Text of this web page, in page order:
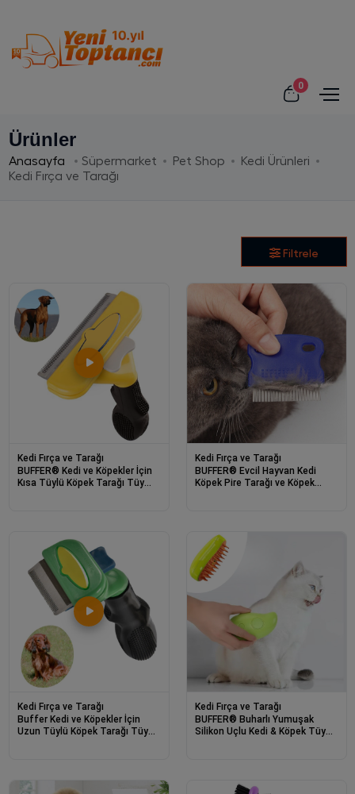
0
Ürünler
Anasayfa Süpermarket Pet Shop
Kedi Ürünleri
Kedi Fırça ve Tarağı
Filtrele
Kedi Fırça ve Tarağı
BUFFER® Kedi ve Köpekler İçin
Kısa Tüylü Köpek Tarağı Tüy
Kedi Fırça ve Tarağı
BUFFER® Evcil Hayvan Kedi
Köpek Pire Tarağı ve Köpek
Kedi Fırça ve Tarağı
Buffer Kedi ve Köpekler İçin
Uzun Tüylü Köpek Tarağı Tüy
Kedi Fırça ve Tarağı
BUFFER® Buharlı Yumuşak
Silikon Uçlu Kedi & Köpek Tüy